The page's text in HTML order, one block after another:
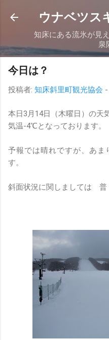
スキップしてメ
ウナベツ
知床にある流氷が見
泉
今日は？
投稿者: 知床斜里町観光協会 -
本日3月14日（木曜日）の天
気温-4℃となっております。
予報では晴れですが、あま
す。
斜面状況に関しましては 普
現在のウナ